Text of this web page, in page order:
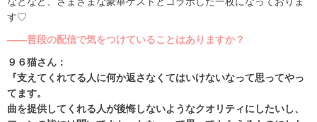
す♡
――普段の配信で気をつけていることはありますか？
９６猫さん：
『支えてくれてる人に何か返さなくてはいけないなって思ってやっ
てます。
曲を提供してくれる人が後悔しないようなクオリティにしたいし、